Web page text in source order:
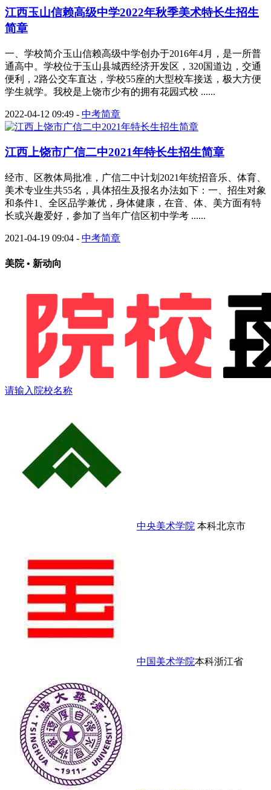
江西玉山信赖高级中学2022年秋季美术特长生招生
简章
一、学校简介玉山信赖高级中学创办于2016年4月，是一所普
通高中。学校位于玉山县城西经济开发区，320国道边，交通
便利，2路公交车直达，学校55座的大型校车接送，极大方便
学生就学。我校是上饶市少有的拥有花园式校 ......
2022-04-12 09:49 - 中考简章
江西上饶市广信二中2021年特长生招生简章
经市、区教体局批准，广信二中计划2021年统招音乐、体育、
美术专业生共55名，具体招生及报名办法如下：一、招生对象
和条件1、全区品学兼优，身体健康，在音、体、美方面有特
长或兴趣爱好，参加了当年广信区初中学考 ......
2021-04-19 09:04 - 中考简章
美院 • 新动向
请输入院校名称
中央美术学院 本科北京市
中国美术学院本科浙江省